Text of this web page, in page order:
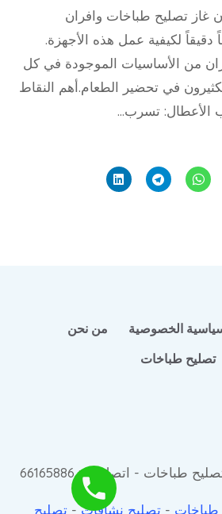
غاز تصليح طباخات وافران
لكيفية عمل هذه الأجهزة.
من الأساسيات الموجودة في كل
في تحضير الطعام.أهم النقاط
الأعطال: تسرب…
الخصوصية
من نحن
تصليح طباخات
طباخات -تصليح نشافات-تصليح